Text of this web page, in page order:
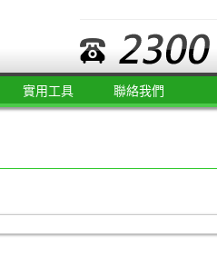
實用工具 聯絡我們